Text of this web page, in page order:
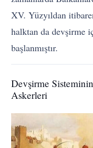
XV. Yüzyıldan
halktan da devşirme
başlanmıştır.
Devşirme
Askerleri